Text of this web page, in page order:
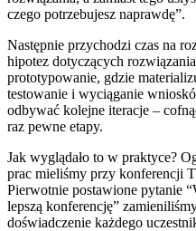
czego potrzebujesz naprawdę”.
Następnie przychodzi czas na
hipotez dotyczących
prototypowanie, gdzie
testowanie i wyciąganie
odbywać kolejne iteracje –
raz pewne etapy.
Jak wyglądało to w praktyce?
prac mieliśmy przy konferencji
Pierwotnie postawione pytanie
lepszą konferencję”
doświadczenie każdego